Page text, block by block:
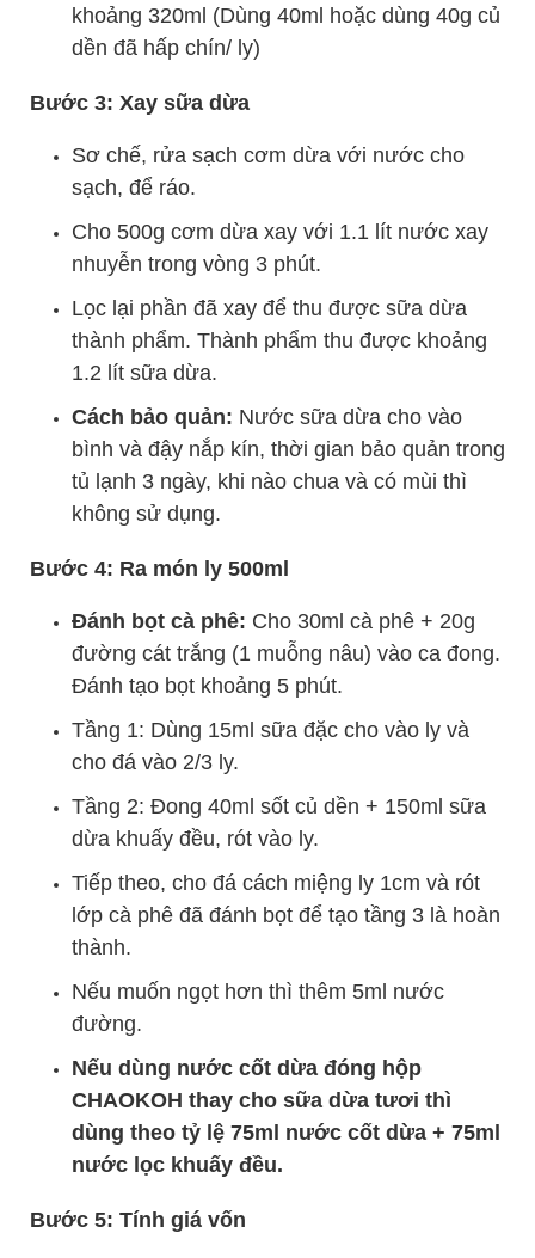
khoảng 320ml (Dùng 40ml hoặc dùng 40g củ
dền đã hấp chín/ ly)
Bước 3: Xay sữa dừa
Sơ chế, rửa sạch cơm dừa với nước cho
sạch, để ráo.
Cho 500g cơm dừa xay với 1.1 lít nước xay
nhuyễn trong vòng 3 phút.
Lọc lại phần đã xay để thu được sữa dừa
thành phẩm. Thành phẩm thu được khoảng
1.2 lít sữa dừa.
Cách bảo quản: Nước sữa dừa cho vào
bình và đậy nắp kín, thời gian bảo quản trong
tủ lạnh 3 ngày, khi nào chua và có mùi thì
không sử dụng.
Bước 4: Ra món ly 500ml
Đánh bọt cà phê: Cho 30ml cà phê + 20g
đường cát trắng (1 muỗng nâu) vào ca đong.
Đánh tạo bọt khoảng 5 phút.
Tầng 1: Dùng 15ml sữa đặc cho vào ly và
cho đá vào 2/3 ly.
Tầng 2: Đong 40ml sốt củ dền + 150ml sữa
dừa khuấy đều, rót vào ly.
Tiếp theo, cho đá cách miệng ly 1cm và rót
lớp cà phê đã đánh bọt để tạo tầng 3 là hoàn
thành.
Nếu muốn ngọt hơn thì thêm 5ml nước
đường.
Nếu dùng nước cốt dừa đóng hộp
CHAOKOH thay cho sữa dừa tươi thì
dùng theo tỷ lệ 75ml nước cốt dừa + 75ml
nước lọc khuấy đều.
Bước 5: Tính giá vốn